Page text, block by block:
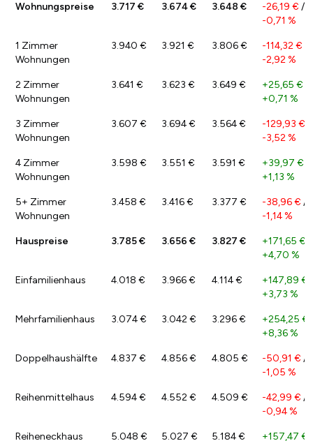
Wohnungspreise 3.717 € 3.674 € 3.648 € -26,19 € /
-0,71 %
1 Zimmer
Wohnungen
3.940 € 3.921 € 3.806 € -114,32 €
-2,92 %
2 Zimmer
Wohnungen
3.641 € 3.623 € 3.649 € +25,65 €
+0,71 %
3 Zimmer
Wohnungen
3.607 € 3.694 € 3.564 € -129,93 €
-3,52 %
4 Zimmer
Wohnungen
3.598 € 3.551 € 3.591 € +39,97 €
+1,13 %
5+ Zimmer
Wohnungen
3.458 € 3.416 € 3.377 € -38,96 € /
-1,14 %
Hauspreise 3.785 € 3.656 € 3.827 € +171,65 €
+4,70 %
Einfamilienhaus 4.018 € 3.966 € 4.114 € +147,89 €
+3,73 %
Mehrfamilienhaus 3.074 € 3.042 € 3.296 € +254,25 €
+8,36 %
Doppelhaushälfte 4.837 € 4.856 € 4.805 € -50,91 € /
-1,05 %
Reihenmittelhaus 4.594 € 4.552 € 4.509 € -42,99 € /
-0,94 %
Reiheneckhaus 5.048 € 5.027 € 5.184 € +157,47 €